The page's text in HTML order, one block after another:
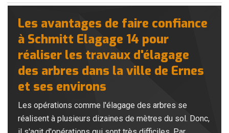
Les avantages de faire confiance
à Schmitt Elagage 14 pour
réaliser les travaux d'élagage
des arbres dans la ville de Ernes
et ses environs
Les opérations comme l'élagage des arbres se
réalisent à plusieurs dizaines de mètres du sol. Donc,